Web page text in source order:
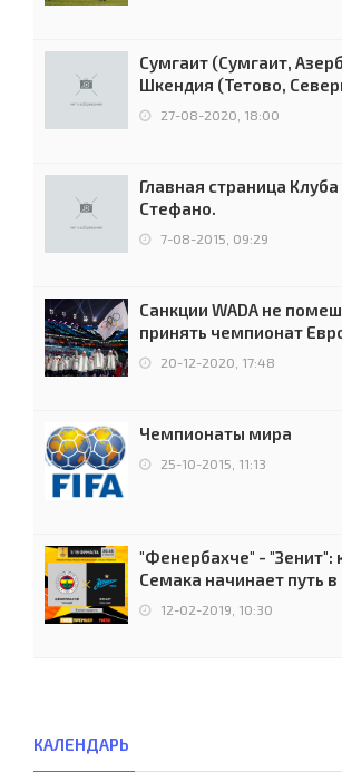
Сумгаит (Сумгаит,
Шкендия (Тетово,
Македония) - 0:2 (0:0)
27-08-2020, 18:00
Главная страница
Стефано.
7-08-2015, 09:29
Санкции WADA не
принять чемпионат
Лиги чемпионов.
20-12-2020, 17:48
Чемпионаты мира
25-10-2015, 11:13
"Фенербахче" - "Зенит":
Семака начинает путь
Лиги Европы
12-02-2019, 10:30
КАЛЕНДАРЬ